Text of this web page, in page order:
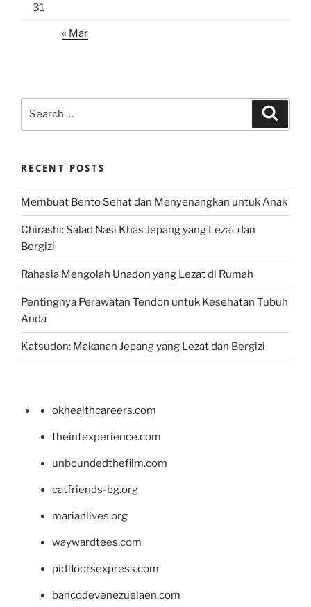
31
« Mar
RECENT POSTS
Membuat Bento Sehat dan Menyenangkan untuk Anak
Chirashi: Salad Nasi Khas Jepang yang Lezat dan
Bergizi
Rahasia Mengolah Unadon yang Lezat di Rumah
Pentingnya Perawatan Tendon untuk Kesehatan Tubuh
Anda
Katsudon: Makanan Jepang yang Lezat dan Bergizi
okhealthcareers.com
theintexperience.com
unboundedthefilm.com
catfriends-bg.org
marianlives.org
waywardtees.com
pidfloorsexpress.com
bancodevenezuelaen.com